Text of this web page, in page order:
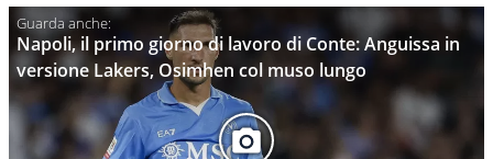
Napoli, il primo giorno di lavoro di Conte: Anguissa in
versione Lakers, Osimhen col muso lungo